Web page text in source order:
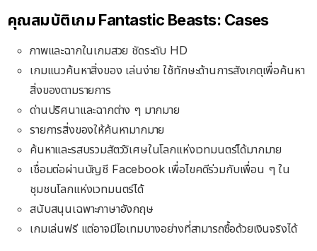
คุณสมบัติเกม Fantastic Beasts: Cases
ภาพและฉากในเกมสวย ชัดระดับ HD
เกมแนวค้นหาสิ่งของ เล่นง่าย ใช้ทักษะด้านการสังเกตุเพื่อค้นหา
สิ่งของตามรายการ
ด่านปริศนาและฉากต่าง ๆ มากมาย
รายการสิ่งของให้ค้นหามากมาย
ค้นหาและรสบรวมสัตว์วิเศษในโลกแห่งเวทมนตร์ได้มากมาย
เชื่อมต่อผ่านบัญชี Facebook เพื่อไขคดีร่วมกับเพื่อน ๆ ใน
ชุมชนโลกแห่งเวทมนตร์ได้
สนับสนุนเฉพาะภาษาอังกฤษ
เกมเล่นฟรี แต่อาจมีไอเทมบางอย่างที่สามารถซื้อด้วยเงินจริงได้